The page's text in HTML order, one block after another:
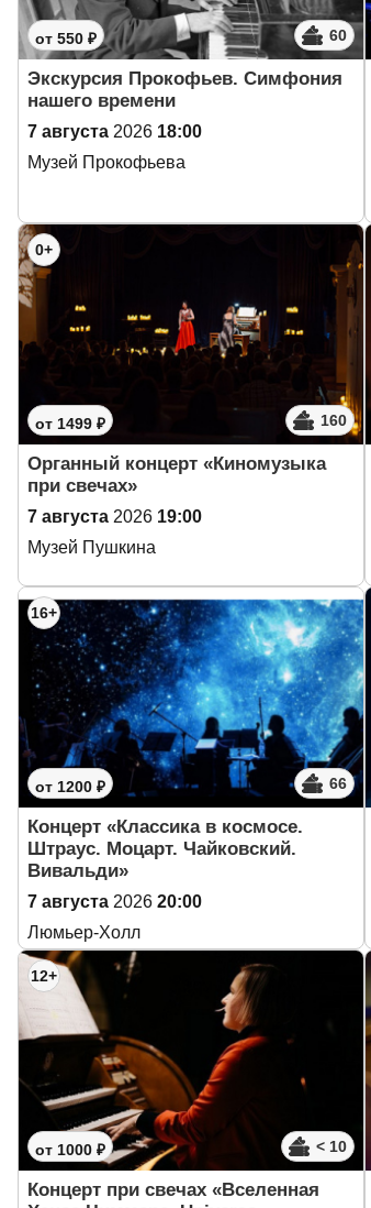
от 550 ₽ 60
Экскурсия Прокофьев. Симфония
нашего времени
7 августа 2026 18:00
Музей Прокофьева
0+
от 1499 ₽ 160
Органный концерт «Киномузыка
при свечах»
7 августа 2026 19:00
Музей Пушкина
16+
от 1200 ₽ 66
Концерт «Классика в космосе.
Штраус. Моцарт. Чайковский.
Вивальди»
7 августа 2026 20:00
Люмьер-Холл
12+
от 1000 ₽ < 10
Концерт при свечах «Вселенная